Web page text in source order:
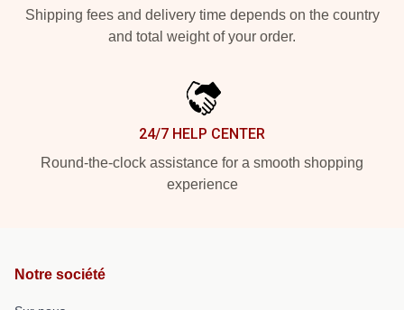
Shipping fees and delivery time depends on the country
and total weight of your order.
24/7 HELP CENTER
Round-the-clock assistance for a smooth shopping
experience
Notre société